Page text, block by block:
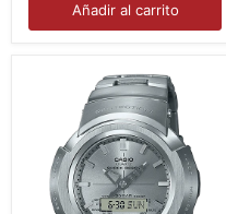
Añadir al carrito